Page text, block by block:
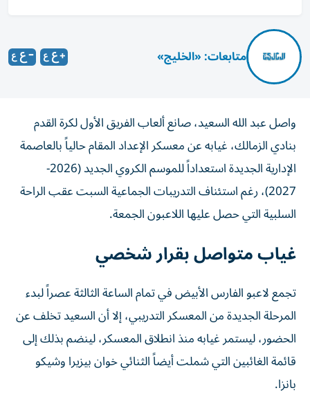
متابعات: «الخليج»
واصل عبد الله السعيد، صانع ألعاب الفريق الأول لكرة القدم
بنادي الزمالك، غيابه عن معسكر الإعداد المقام حالياً بالعاصمة
الإدارية الجديدة استعداداً للموسم الكروي الجديد (2026-
2027)، رغم استئناف التدريبات الجماعية السبت عقب الراحة
السلبية التي حصل عليها اللاعبون الجمعة.
غياب متواصل بقرار شخصي
تجمع لاعبو الفارس الأبيض في تمام الساعة الثالثة عصراً لبدء
المرحلة الجديدة من المعسكر التدريبي، إلا أن السعيد تخلف عن
الحضور، ليستمر غيابه منذ انطلاق المعسكر، لينضم بذلك إلى
قائمة الغائبين التي شملت أيضاً الثنائي خوان بيزيرا وشيكو
بانزا.